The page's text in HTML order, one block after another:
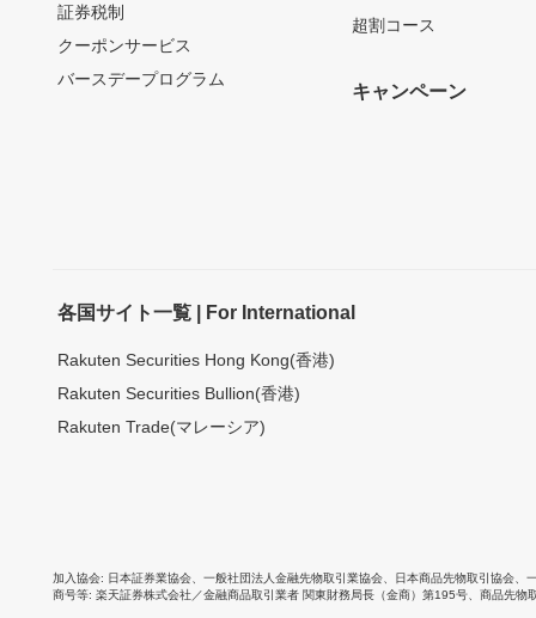
証券税制
クーポンサービス
バースデープログラム
超割コース
キャンペーン
各国サイト一覧 | For International
Rakuten Securities Hong Kong(香港)
Rakuten Securities Bullion(香港)
Rakuten Trade(マレーシア)
加入協会 日本証券業協会 一般社団法人金融先物取引業協会 日本商品先物取引協会
商号等 楽天証券株式会社／金融商品取引業者 関東財務局長（金商）第195号、商品先物